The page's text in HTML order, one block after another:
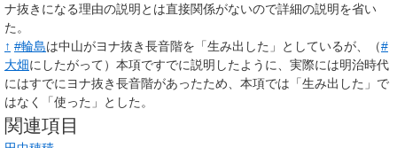
ナ抜きになる理由の説明とは直接関係がないので詳細の説明を省い
た。
↑ #輪島は中山がヨナ抜き長音階を「生み出した」としているが、（#
大畑にしたがって）本項ですでに説明したように、実際には明治時代
にはすでにヨナ抜き長音階があったため、本項では「生み出した」で
はなく「使った」とした。
関連項目